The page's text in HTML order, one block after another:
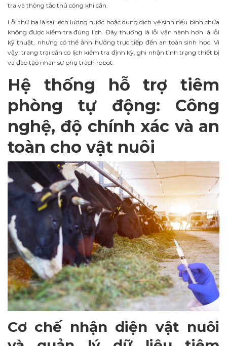
tra và thông tắc thủ công khi cần.
Lỗi thứ ba là sai lệch lượng nước hoặc dung dịch vệ sinh nếu bình chứa
không được kiểm tra đúng lịch. Đây thường là lỗi vận hành hơn là lỗi
kỹ thuật, nhưng có thể ảnh hưởng trực tiếp đến an toàn sinh học. Vì
vậy, trang trại cần có lịch kiểm tra định kỳ, ghi nhận tình trạng thiết bị
và đào tạo nhân sự phụ trách robot.
Hệ thống hỗ trợ tiêm
phòng tự động: Công
nghệ, độ chính xác và an
toàn cho vật nuôi
Cơ chế nhận diện vật nuôi